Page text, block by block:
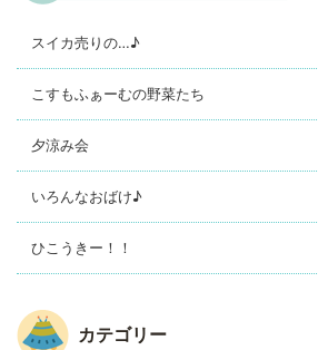
スイカ売りの…♪
こすもふぁーむの野菜たち
夕涼み会
いろんなおばけ♪
ひこうきー！！
カテゴリー